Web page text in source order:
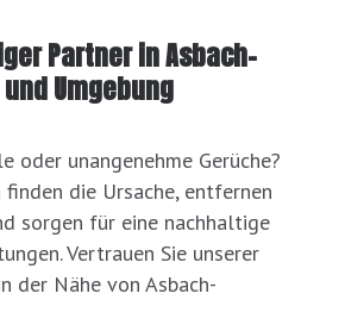
Partner in Asbach-
Umgebung
oder unangenehme Gerüche?
finden die Ursache, entfernen
sorgen für eine nachhaltige
Vertrauen Sie unserer
der Nähe von Asbach-